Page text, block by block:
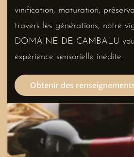
vinification, maturation,
travers les générations, notre
DOMAINE DE CAMBALU
expérience sensorielle inédite.
Obtenir des